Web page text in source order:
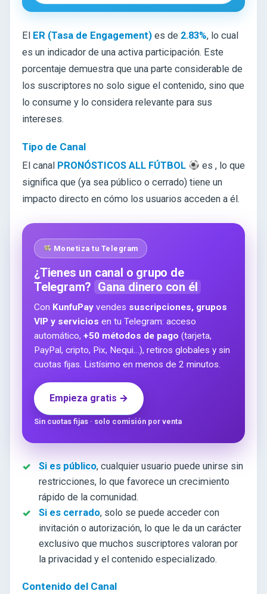
El ER (Tasa de Engagement) es de 2.83%, lo cual
es un indicador de una activa participación. Este
porcentaje demuestra que una parte considerable de
los suscriptores no solo sigue el contenido, sino que
lo consume y lo considera relevante para sus
intereses.
Tipo de Canal
El canal PRONÓSTICOS ALL FÚTBOL es , lo que
significa que (ya sea público o cerrado) tiene un
impacto directo en cómo los usuarios acceden a él.
Monetiza tu Telegram
¿Tienes un canal o grupo de
Telegram? Gana dinero con él
Con KunfuPay vendes suscripciones, grupos
VIP y servicios en tu Telegram: acceso
automático, +50 métodos de pago (tarjeta,
PayPal, cripto, Pix, Nequi…), retiros globales y sin
cuotas fijas. Listísimo en menos de 2 minutos.
Empieza gratis →
Sin cuotas fijas · solo comisión por venta
Si es público, cualquier usuario puede unirse sin
restricciones, lo que favorece un crecimiento
rápido de la comunidad.
Si es cerrado, solo se puede acceder con
invitación o autorización, lo que le da un carácter
exclusivo que muchos suscriptores valoran por
la privacidad y el contenido especializado.
Contenido del Canal